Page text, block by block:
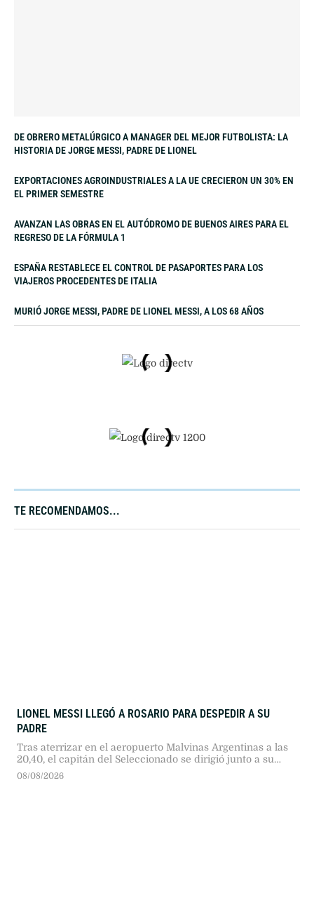
DE OBRERO METALÚRGICO A MANAGER DEL MEJOR FUTBOLISTA: LA
HISTORIA DE JORGE MESSI, PADRE DE LIONEL
EXPORTACIONES AGROINDUSTRIALES A LA UE CRECIERON UN 30% EN
EL PRIMER SEMESTRE
AVANZAN LAS OBRAS EN EL AUTÓDROMO DE BUENOS AIRES PARA EL
REGRESO DE LA FÓRMULA 1
ESPAÑA RESTABLECE EL CONTROL DE PASAPORTES PARA LOS
VIAJEROS PROCEDENTES DE ITALIA
MURIÓ JORGE MESSI, PADRE DE LIONEL MESSI, A LOS 68 AÑOS
TE RECOMENDAMOS...
LIONEL MESSI LLEGÓ A ROSARIO PARA DESPEDIR A SU
PADRE
Tras aterrizar en el aeropuerto Malvinas Argentinas a las
20,40, el capitán del Seleccionado se dirigió junto a su
familia hasta el lugar donde están los restos de su padre.
08/08/2026